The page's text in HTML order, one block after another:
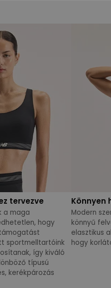
tervezve
a maga
hogy
sportmelltartóink
így kiváló
típusú
kerékpározás
Könnyen
Modern
könnyű
elasztikus
hogy